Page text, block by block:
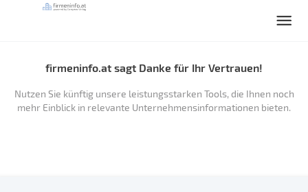
firmeninfo.at sagt Danke für Ihr Vertrauen!
Nutzen Sie künftig unsere leistungsstarken Tools, die Ihnen noch
mehr Einblick in relevante Unternehmensinformationen bieten.